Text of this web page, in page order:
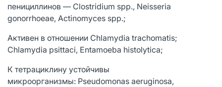
пенициллинов — Clostridium spp., Neisseria
gonorrhoeae, Actinomyces spp.;
Активен в отношении Chlamydia trachomatis;
Chlamydia psittaci, Entamoeba histolytica;
К тетрациклину устойчивы
микроорганизмы: Pseudomonas aeruginosa,